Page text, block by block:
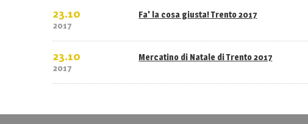
23.10
2017
Fa' la cosa giusta! Trento 2017
23.10
2017
Mercatino di Natale di Trento 2017